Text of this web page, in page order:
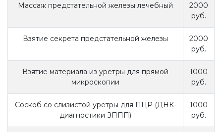
Массаж предстательной железы лечебный
2000
руб.
Взятие секрета предстательной железы
2000
руб.
Взятие материала из уретры для прямой
микроскопии
1000
руб.
Соскоб со слизистой уретры для ПЦР (ДНК-
диагностики ЗППП)
1000
руб.